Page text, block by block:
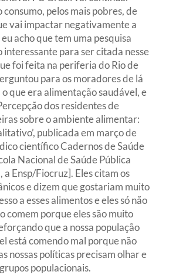
pelos mais pobres, de
vai impactar negativamente a
acho que tem uma pesquisa
para ser citada nesse
foi feita na periferia do Rio de
para os moradores de lá
o que era alimentação saudável, e
dos residentes de
sobre o ambiente alimentar:
publicada em março de
científico Cadernos de Saúde
Nacional de Saúde Pública
a Ensp/Fiocruz]. Eles citam os
e dizem que gostariam muito
a esses alimentos e eles só não
comem porque eles são muito
que a nossa população
está comendo mal porque não
nossas políticas precisam olhar e
populacionais.